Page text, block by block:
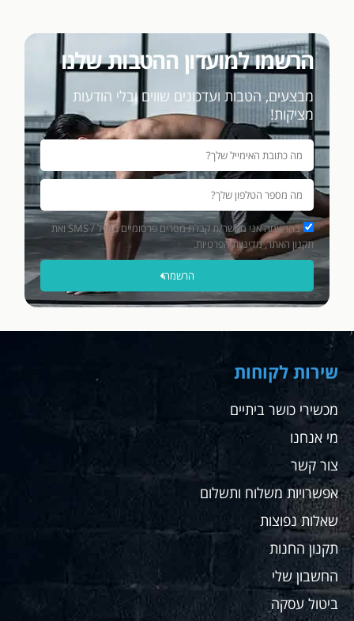
הרשמו למועדון ההטבות שלנו
מבצעים, הטבות ועדכונים שווים ובלי הודעות
מציקות!
בהרשמה אני מאשר/ת קבלת מסרים פרסומיים במייל / SMS ואת
תקנון האתר, מדיניות הפרטיות.
הרשמה
שירות לקוחות
מכשירי כושר ביתיים
מי אנחנו
צור קשר
אפשרויות משלוח ותשלום
שאלות נפוצות
תקנון החנות
החשבון שלי
ביטול עסקה